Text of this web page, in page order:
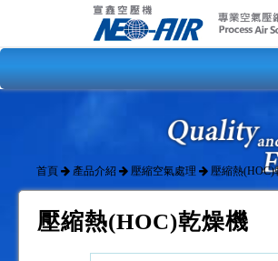
首頁 產品介紹 壓縮空氣處理 壓縮熱(HOC)
壓縮熱(HOC)乾燥機